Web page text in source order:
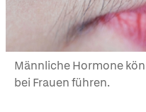
Männliche Hormone
bei Frauen führen.